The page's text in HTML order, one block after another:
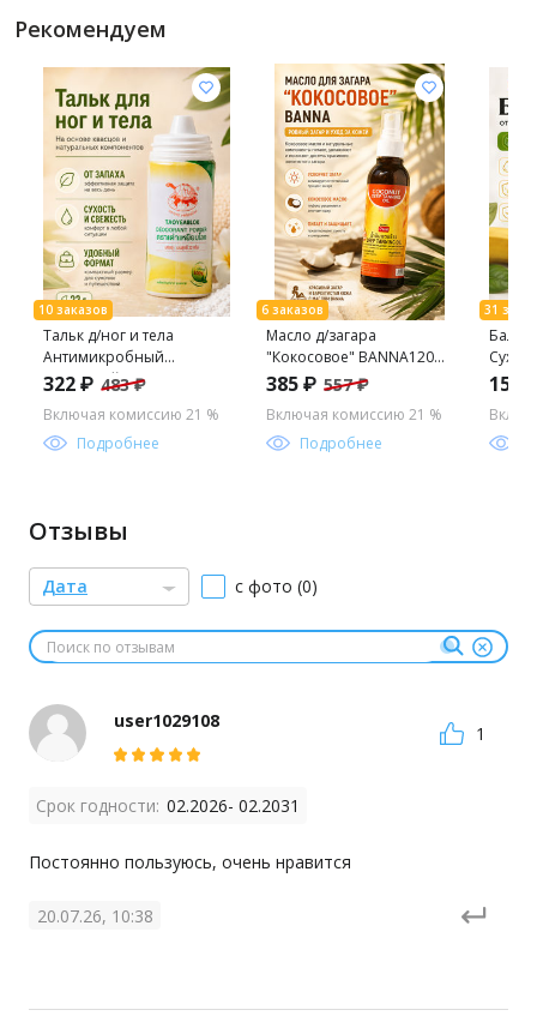
Рекомендуем
Тальк д/ног и тела
Антимикробный
"Травяной" TAOYEABLOK
322 ₽ 483 ₽
Включая комиссию 21 %
Подробнее
Масло д/загара
"Кокосовое" BANNA120
мл
385 ₽ 557 ₽
Включая комиссию 21 %
Подробнее
157
Отзывы
Дата с фото (0)
user1029108
1
Срок годности: 02.2026- 02.2031
Постоянно пользуюсь, очень нравится
20.07.26, 10:38